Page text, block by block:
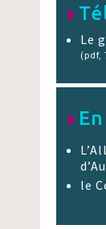
Le
(pdf,
le